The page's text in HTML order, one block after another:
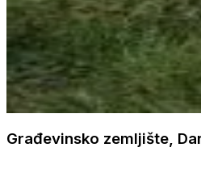
Građevinsko zemljište,